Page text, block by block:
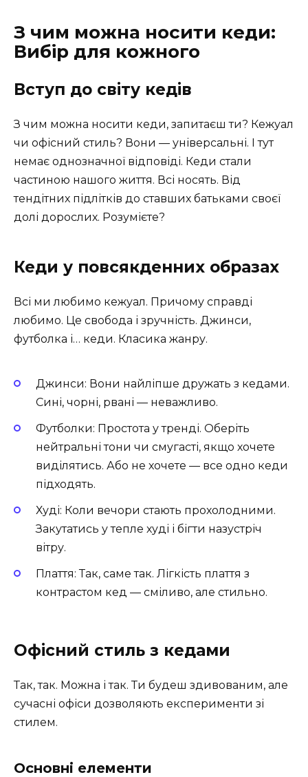
З чим можна носити кеди:
Вибір для кожного
Вступ до світу кедів
З чим можна носити кеди, запитаєш ти? Кежуал
чи офісний стиль? Вони — універсальні. І тут
немає однозначної відповіді. Кеди стали
частиною нашого життя. Всі носять. Від
тендітних підлітків до ставших батьками своєї
долі дорослих. Розумієте?
Кеди у повсякденних образах
Всі ми любимо кежуал. Причому справді
любимо. Це свобода і зручність. Джинси,
футболка і… кеди. Класика жанру.
Джинси: Вони найліпше дружать з кедами.
Сині, чорні, рвані — неважливо.
Футболки: Простота у тренді. Оберіть
нейтральні тони чи смугасті, якщо хочете
виділятись. Або не хочете — все одно кеди
підходять.
Худі: Коли вечори стають прохолодними.
Закутатись у тепле худі і бігти назустріч
вітру.
Плаття: Так, саме так. Лігкість плаття з
контрастом кед — сміливо, але стильно.
Офісний стиль з кедами
Так, так. Можна і так. Ти будеш здивованим, але
сучасні офіси дозволяють експерименти зі
стилем.
Основні елементи